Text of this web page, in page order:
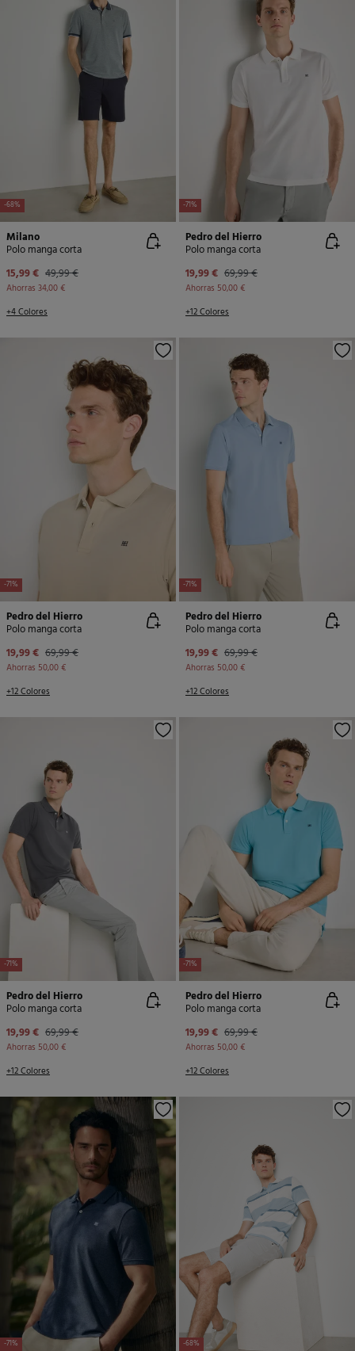
-68%
Milano
Polo manga corta
15,99 € 49,99 €
Ahorras 34,00 €
+4 Colores
-71%
Pedro del Hierro
Polo manga corta
19,99 € 69,99 €
Ahorras 50,00 €
+12 Colores
-71%
Pedro del Hierro
Polo manga corta
19,99 € 69,99 €
Ahorras 50,00 €
+12 Colores
-71%
Pedro del Hierro
Polo manga corta
19,99 € 69,99 €
Ahorras 50,00 €
+12 Colores
-71%
Pedro del Hierro
Polo manga corta
19,99 € 69,99 €
Ahorras 50,00 €
+12 Colores
-71%
Pedro del Hierro
Polo manga corta
19,99 € 69,99 €
Ahorras 50,00 €
+12 Colores
-71% -68%